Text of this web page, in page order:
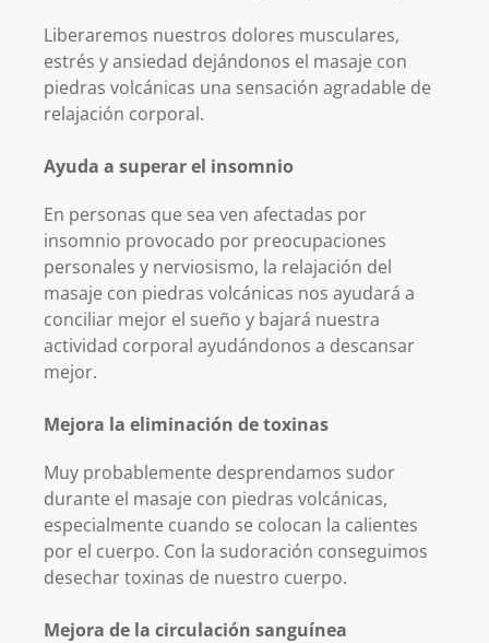
Liberaremos nuestros dolores musculares,
estrés y ansiedad dejándonos el masaje con
piedras volcánicas una sensación agradable de
relajación corporal.
Ayuda a superar el insomnio
En personas que sea ven afectadas por
insomnio provocado por preocupaciones
personales y nerviosismo, la relajación del
masaje con piedras volcánicas nos ayudará a
conciliar mejor el sueño y bajará nuestra
actividad corporal ayudándonos a descansar
mejor.
Mejora la eliminación de toxinas
Muy probablemente desprendamos sudor
durante el masaje con piedras volcánicas,
especialmente cuando se colocan la calientes
por el cuerpo. Con la sudoración conseguimos
desechar toxinas de nuestro cuerpo.
Mejora de la circulación sanguínea